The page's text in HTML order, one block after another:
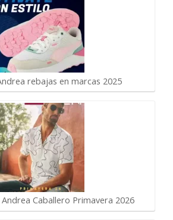
rebajas en marcas 2025
Caballero Primavera 2026